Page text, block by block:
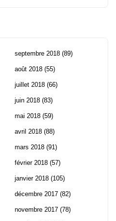
septembre 2018 (89)
août 2018 (55)
juillet 2018 (66)
juin 2018 (83)
mai 2018 (59)
avril 2018 (88)
mars 2018 (91)
février 2018 (57)
janvier 2018 (105)
décembre 2017 (82)
novembre 2017 (78)